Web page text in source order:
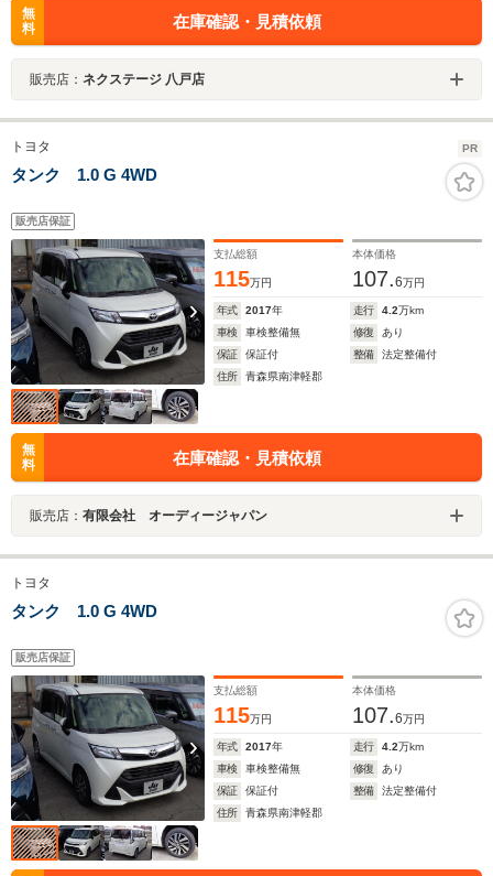
無
料
在庫確認・見積依頼
販売店： ネクステージ 八戸店
トヨタ PR
タンク 1.0 G 4WD
販売店保証
支払総額
115万円
本体価格
107.6万円
年式 2017年 走行 4.2万km
車検
車検整備無 修復
あり
保証
保証付 整備
法定整備付
住所
青森県南津軽郡
無
料
在庫確認・見積依頼
販売店： 有限会社 オーディージャパン
トヨタ
タンク 1.0 G 4WD
販売店保証
支払総額
115万円
本体価格
107.6万円
年式 2017年 走行 4.2万km
車検
車検整備無 修復
あり
保証
保証付 整備
法定整備付
住所
青森県南津軽郡